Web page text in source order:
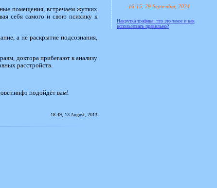
помещения, встречаем жутких
себя самого и свою психику к
а не раскрытие подсознания,
доктора прибегают к анализу
расстройств.
подойдёт вам!
18:49, 13 August, 2013
16:15, 29 September, 2024
Накрутка трафика: что это такое и как
использовать правильно?